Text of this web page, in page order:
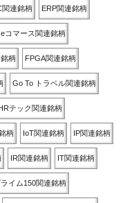
関連銘柄 ERP関連銘柄
eコマース関連銘柄
柄 FPGA関連銘柄
Go To トラベル関連銘柄
テック関連銘柄
柄 IoT関連銘柄 IP関連銘柄
IR関連銘柄 IT関連銘柄
イム150関連銘柄